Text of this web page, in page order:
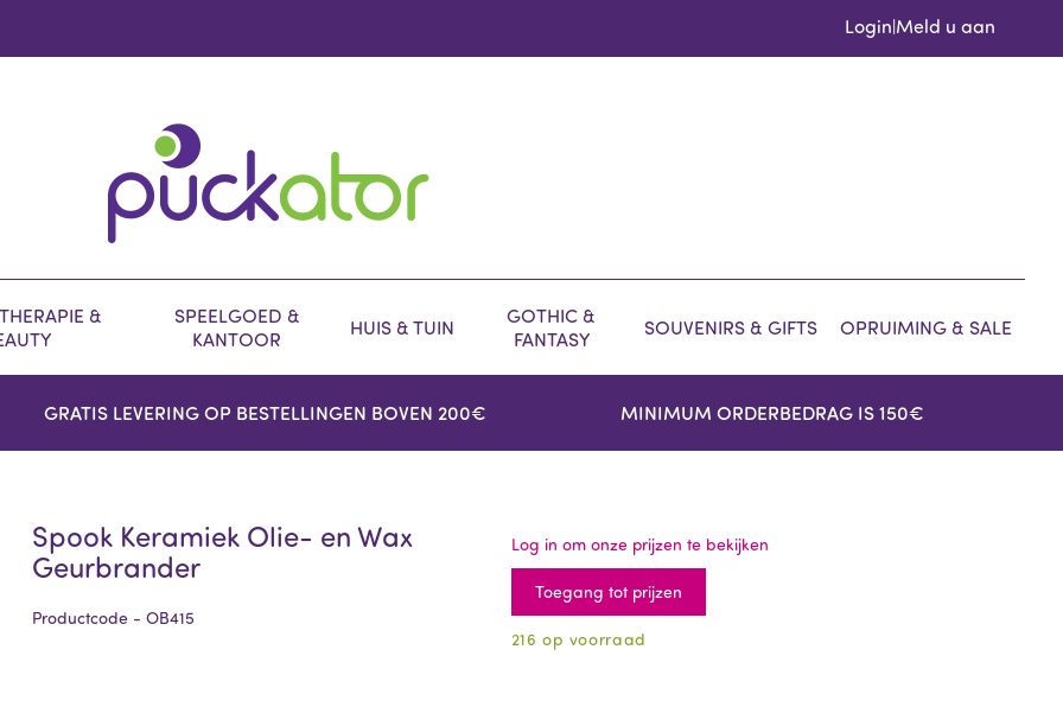
Login|Meld u aan
&
SPEELGOED &
KANTOOR
HUIS & TUIN
GOTHIC &
FANTASY
SOUVENIRS & GIFTS OPRUIMING & SALE
GRATIS LEVERING OP BESTELLINGEN BOVEN 200€ MINIMUM ORDERBEDRAG IS 150€
Spook Keramiek Olie- en Wax
Geurbrander
Productcode - OB415
Log in om onze prijzen te bekijken
Toegang tot prijzen
216 op voorraad